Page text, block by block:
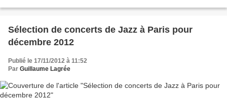
Sélection de concerts de Jazz à Paris pour
décembre 2012
Publié le 17/11/2012 à 11:52
Par Guillaume Lagrée